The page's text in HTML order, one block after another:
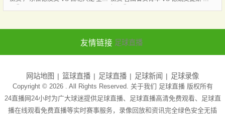
友情链接 足球直播
网站地图 篮球直播 足球直播 足球新闻 足球录像
Copyright © 2026 . All Rights Reserved. 关于我们 足球直播版权所有
24直播网24小时为广大球迷提供足球直播、足球直播高清免费观看、足球直
播在线观看免费直播等实时赛事服务，录像回放和资讯完全绿色安全无插